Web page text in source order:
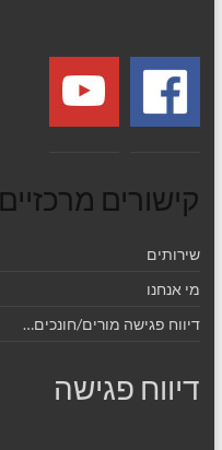
קישורים מרכזיים
שירותים
מי אנחנו
דיווח פגישה מורים/חונכים…
דיווח פגישה